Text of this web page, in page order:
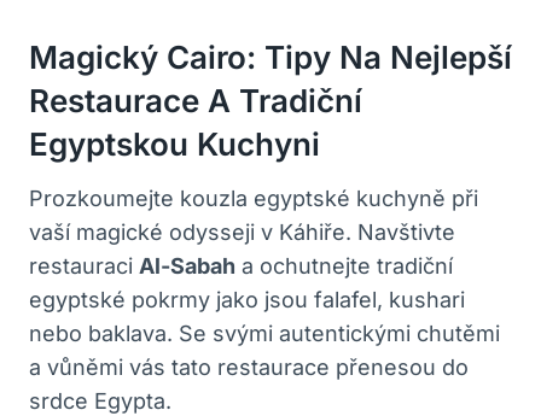
Magický Cairo: Tipy Na Nejlepší
Restaurace A Tradiční
Egyptskou Kuchyni
Prozkoumejte kouzla egyptské kuchyně při
vaší magické odysseji v Káhiře. Navštivte
restauraci Al-Sabah a ochutnejte tradiční
egyptské pokrmy jako jsou falafel, kushari
nebo baklava. Se svými autentickými chutěmi
a vůněmi vás tato restaurace přenesou do
srdce Egypta.